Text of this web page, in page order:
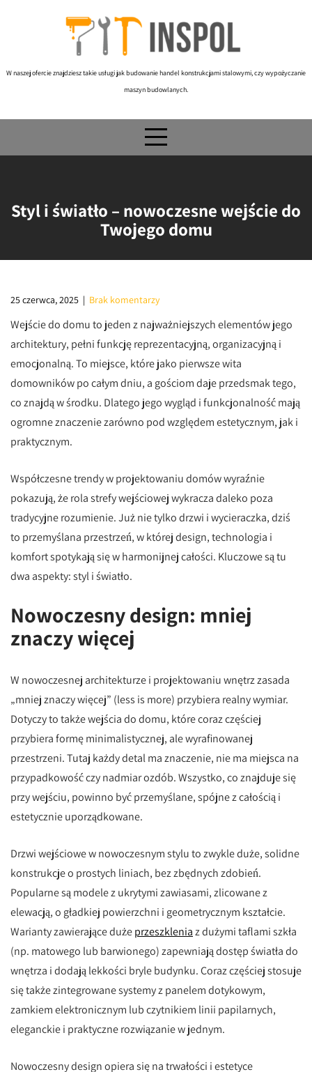
W naszej ofercie znajdziesz takie usługi jak budowanie handel konstrukcjami stalowymi, czy wypożyczanie
maszyn budowlanych.
Styl i światło – nowoczesne wejście do
Twojego domu
25 czerwca, 2025 | Brak komentarzy
Wejście do domu to jeden z najważniejszych elementów jego
architektury, pełni funkcję reprezentacyjną, organizacyjną i
emocjonalną. To miejsce, które jako pierwsze wita
domowników po całym dniu, a gościom daje przedsmak tego,
co znajdą w środku. Dlatego jego wygląd i funkcjonalność mają
ogromne znaczenie zarówno pod względem estetycznym, jak i
praktycznym.
Współczesne trendy w projektowaniu domów wyraźnie
pokazują, że rola strefy wejściowej wykracza daleko poza
tradycyjne rozumienie. Już nie tylko drzwi i wycieraczka, dziś
to przemyślana przestrzeń, w której design, technologia i
komfort spotykają się w harmonijnej całości. Kluczowe są tu
dwa aspekty: styl i światło.
Nowoczesny design: mniej
znaczy więcej
W nowoczesnej architekturze i projektowaniu wnętrz zasada
„mniej znaczy więcej” (less is more) przybiera realny wymiar.
Dotyczy to także wejścia do domu, które coraz częściej
przybiera formę minimalistycznej, ale wyrafinowanej
przestrzeni. Tutaj każdy detal ma znaczenie, nie ma miejsca na
przypadkowość czy nadmiar ozdób. Wszystko, co znajduje się
przy wejściu, powinno być przemyślane, spójne z całością i
estetycznie uporządkowane.
Drzwi wejściowe w nowoczesnym stylu to zwykle duże, solidne
konstrukcje o prostych liniach, bez zbędnych zdobień.
Popularne są modele z ukrytymi zawiasami, zlicowane z
elewacją, o gładkiej powierzchni i geometrycznym kształcie.
Warianty zawierające dużeprzeszkleniaz dużymi taflami szkła
(np. matowego lub barwionego) zapewniają dostęp światła do
wnętrza i dodają lekkości bryle budynku. Coraz częściej stosuje
się także zintegrowane systemy z panelem dotykowym,
zamkiem elektronicznym lub czytnikiem linii papilarnych,
eleganckie i praktyczne rozwiązanie w jednym.
Nowoczesny design opiera się na trwałości i estetyce